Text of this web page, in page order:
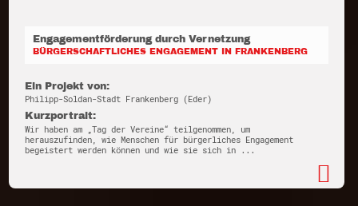
Engagementförderung durch Vernetzung
BÜRGERSCHAFTLICHES ENGAGEMENT IN FRANKENBERG
Ein Projekt von:
Philipp-Soldan-Stadt Frankenberg (Eder)
Kurzportrait:
Wir haben am „Tag der Vereine“ teilgenommen, um
herauszufinden, wie Menschen für bürgerliches Engagement
begeistert werden können und wie sie sich in ...